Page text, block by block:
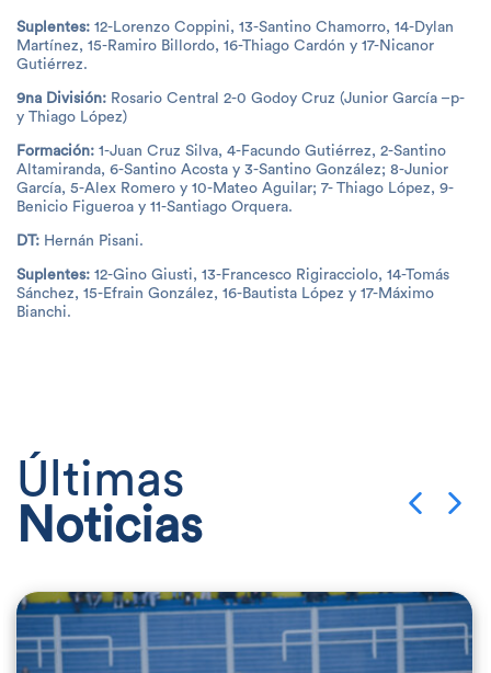
Suplentes: 12-Lorenzo Coppini, 13-Santino Chamorro, 14-Dylan
Martínez, 15-Ramiro Billordo, 16-Thiago Cardón y 17-Nicanor
Gutiérrez.
9na División: Rosario Central 2-0 Godoy Cruz (Junior García –p-
y Thiago López)
Formación: 1-Juan Cruz Silva, 4-Facundo Gutiérrez, 2-Santino
Altamiranda, 6-Santino Acosta y 3-Santino González; 8-Junior
García, 5-Alex Romero y 10-Mateo Aguilar; 7- Thiago López, 9-
Benicio Figueroa y 11-Santiago Orquera.
DT: Hernán Pisani.
Suplentes: 12-Gino Giusti, 13-Francesco Rigiracciolo, 14-Tomás
Sánchez, 15-Efrain González, 16-Bautista López y 17-Máximo
Bianchi.
Últimas
Noticias